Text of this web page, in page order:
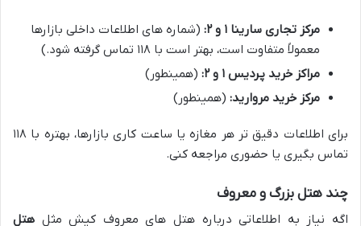
مرکز تجاری سارینا ۱ و ۲:
(شماره های اطلاعات داخلی بازارها
معمولاً متفاوت است، بهتر است با ۱۱۸ تماس گرفته شود.)
مراکز خرید پردیس ۱ و ۲:
(همینطور)
مرکز خرید مروارید: (همینطور)
برای اطلاعات دقیق تر هر مغازه یا ساعت کاری بازارها، بهتره با ۱۱۸
تماس بگیری یا حضوری مراجعه کنی.
چند هتل بزرگ و معروف
اگه نیاز به اطلاعاتی درباره هتل های معروف کیش مثل هتل